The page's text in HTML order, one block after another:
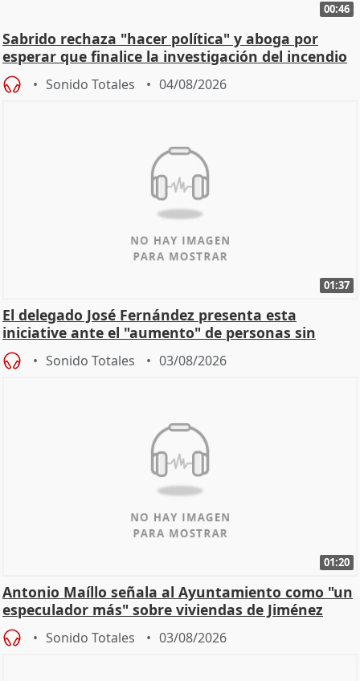
00:46
Sabrido rechaza "hacer política" y aboga por
esperar que finalice la investigación del incendio
Sonido Totales 04/08/2026
01:37
El delegado José Fernández presenta esta
iniciative ante el "aumento" de personas sin
hogar en Madri
Sonido Totales 03/08/2026
01:20
Antonio Maíllo señala al Ayuntamiento como "un
especulador más" sobre viviendas de Jiménez
Becerril
Sonido Totales 03/08/2026